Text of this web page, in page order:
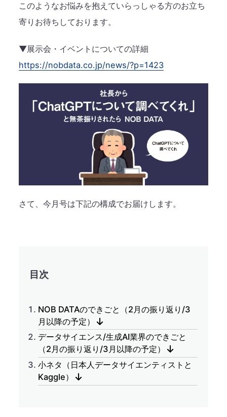
このようなお悩みを抱えていらっしゃる方のお立ち
寄りお待ちしております。
▼展示会・イベントについての詳細
https://nobdata.co.jp/news/?p=1423
さて、今月号は下記の構成でお届けします。
目次
NOB DATAのできごと（2月の振り返り/3
月以降の予定）
データサイエンス/生成AI業界のできごと
（2月の振り返り/3月以降の予定）
小ネタ（日本人データサイエンティストと
Kaggle）